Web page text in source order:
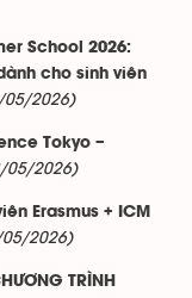
School 2026:
cho sinh viên
05/2026)
Tokyo –
05/2026)
Erasmus + ICM
2026)
TRÌNH